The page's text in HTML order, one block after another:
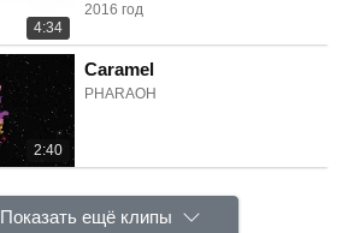
4:34
2016 год
2:40
Caramel
PHARAOH
Показать ещё клипы